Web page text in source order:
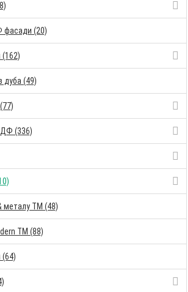
фасади (20)
(162)
дуба (49)
(336)
металу TM (48)
TM (88)
(64)